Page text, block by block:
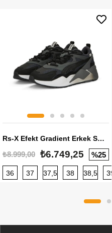
Rs-X Efekt Gradient Erkek Sneaker
₺8.999,00 ₺6.749,25 %25
36 37 37,5 38 38,5 39